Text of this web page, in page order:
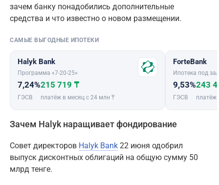
зачем банку понадобились дополнительные
средства и что известно о новом размещении.
САМЫЕ ВЫГОДНЫЕ ИПОТЕКИ
Halyk Bank
Программа «7-20-25»
7,24%
ГЭСВ
215 719 ₸
платёж в месяц с 24 млн ₸
ForteBank
Ипотека под
9,53%
ГЭСВ
243
платёж
Зачем Halyk наращивает фондирование
Совет директоров Halyk Bank 22 июня одобрил
выпуск дисконтных облигаций на общую сумму 50
млрд тенге.